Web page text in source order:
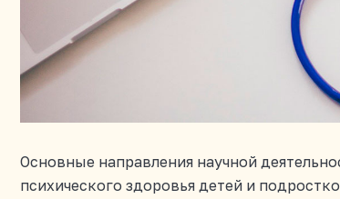
Основные направления научной
психического здоровья детей и